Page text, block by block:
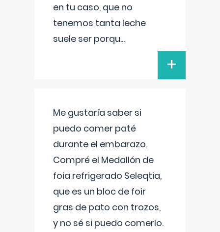
en tu caso, que no
tenemos tanta leche
suele ser porqu...
+
Me gustaría saber si
puedo comer paté
durante el embarazo.
Compré el Medallón de
foia refrigerado Seleqtia,
que es un bloc de foir
gras de pato con trozos,
y no sé si puedo comerlo.